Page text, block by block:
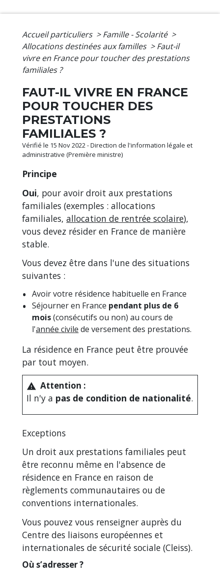
Accueil particuliers > Famille - Scolarité >
Allocations destinées aux familles > Faut-il
vivre en France pour toucher des prestations
familiales ?
FAUT-IL VIVRE EN FRANCE
POUR TOUCHER DES
PRESTATIONS
FAMILIALES ?
Vérifié le 15 Nov 2022 - Direction de l'information légale et
administrative (Première ministre)
Principe
Oui, pour avoir droit aux prestations
familiales (exemples : allocations
familiales, allocation de rentrée scolaire),
vous devez résider en France de manière
stable.
Vous devez être dans l'une des situations
suivantes :
Avoir votre résidence habituelle en France
Séjourner en France pendant plus de 6
mois(consécutifs ou non) au cours de
l'année civile de versement des prestations.
La résidence en France peut être prouvée
par tout moyen.
warning Attention :
Il n'y a pas de condition de nationalité.
Exceptions
Un droit aux prestations familiales peut
être reconnu même en l'absence de
résidence en France en raison de
règlements communautaires ou de
conventions internationales.
Vous pouvez vous renseigner auprès du
Centre des liaisons européennes et
internationales de sécurité sociale (Cleiss).
Où s’adresser ?